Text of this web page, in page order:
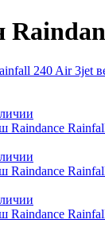
240 Air 3jet
Raindance
Raindance
Raindance